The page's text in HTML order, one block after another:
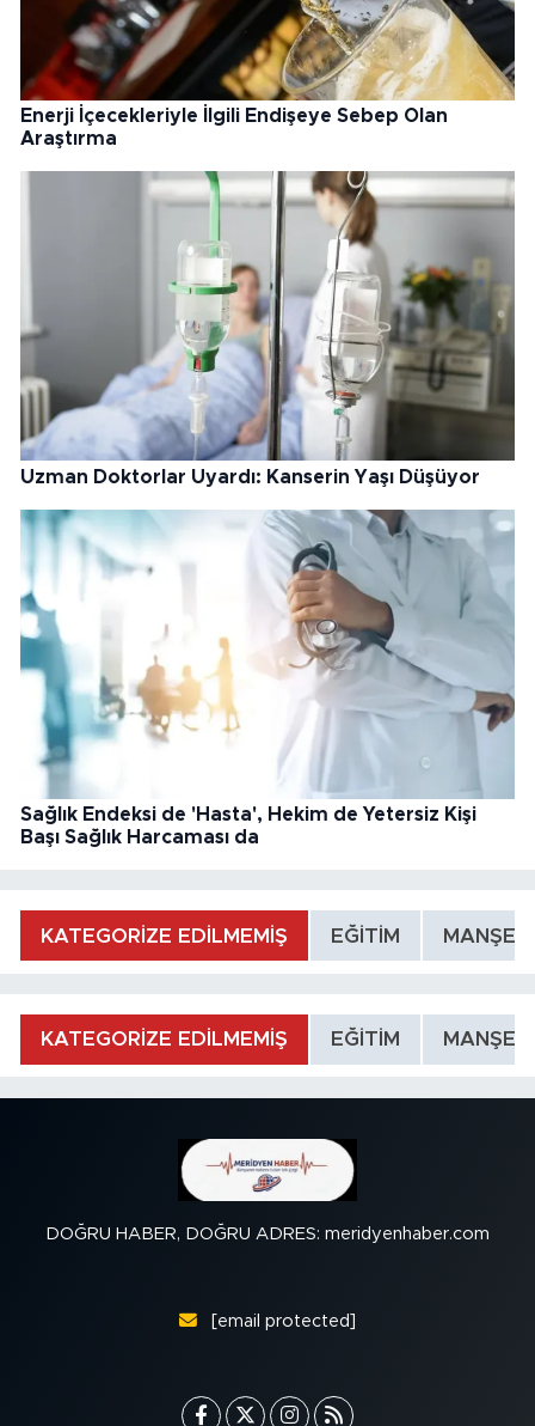
Enerji İçecekleriyle İlgili Endişeye Sebep Olan
Araştırma
Uzman Doktorlar Uyardı: Kanserin Yaşı Düşüyor
Sağlık Endeksi de 'Hasta', Hekim de Yetersiz Kişi
Başı Sağlık Harcaması da
KATEGORİZE EDİLMEMİŞ EĞİTİM MANŞET
KATEGORİZE EDİLMEMİŞ EĞİTİM MANŞET
DOĞRU HABER, DOĞRU ADRES: meridyenhaber.com
[email protected]